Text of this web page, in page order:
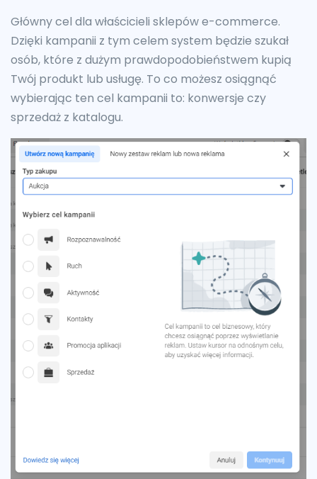
Główny cel dla właścicieli sklepów e-commerce.
Dzięki kampanii z tym celem system będzie szukał
osób, które z dużym prawdopodobieństwem kupią
Twój produkt lub usługę. To co możesz osiągnąć
wybierając ten cel kampanii to: konwersje czy
sprzedaż z katalogu.